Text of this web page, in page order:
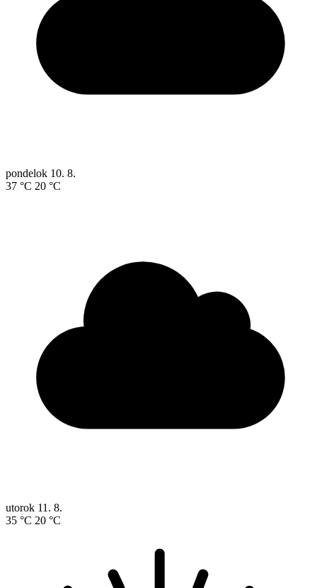
pondelok 10. 8.
37 °C 20 °C
utorok 11. 8.
35 °C 20 °C